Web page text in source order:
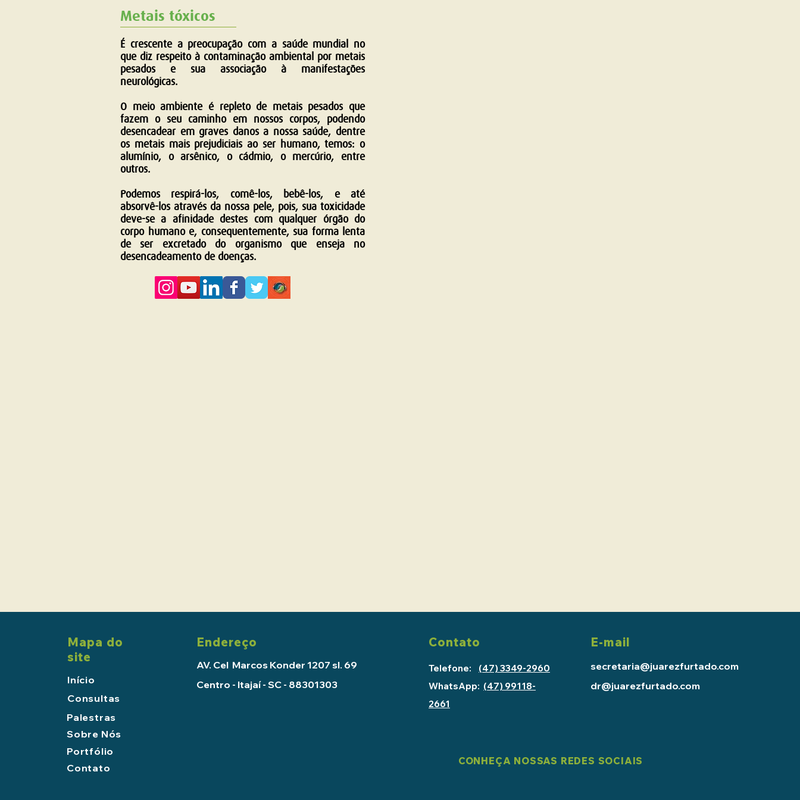
Metais tóxicos
É crescente a preocupação com a saúde mundial no
que diz respeito à contaminação ambiental por metais
pesados e sua associação à manifestações
neurológicas.
O meio ambiente é repleto de metais pesados que
fazem o seu caminho em nossos corpos, podendo
desencadear em graves danos a nossa saúde, dentre
os metais mais prejudiciais ao ser humano, temos: o
alumínio, o arsênico, o cádmio, o mercúrio, entre
outros.
Podemos respirá-los, comê-los, bebê-los, e até
absorvê-los através da nossa pele, pois, sua toxicidade
deve-se a afinidade destes com qualquer órgão do
corpo humano e, consequentemente, sua forma lenta
de ser excretado do organismo que enseja no
desencadeamento de doenças.
Mapa do
site
Início
Consultas
Palestras
Sobre Nós
Portfólio
Contato
Endereço
AV. Cel Marcos Konder 1207 sl. 69
Centro - Itajaí - SC - 88301303
Contato
Telefone: (47) 3349-2960
WhatsApp: (47) 99118-
2661
E-mail
secretaria@juarezfurtado.com
dr@juarezfurtado.com
CONHEÇA NOSSAS REDES SOCIAIS